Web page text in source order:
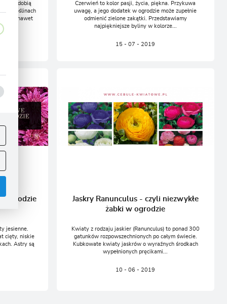
i zdobią
na roślinach
a nawet
Czerwień to kolor pasji, życia, piękna. Przykuwa
uwagę, a jego dodatek w ogrodzie może zupełnie
odmienić zielone zakątki. Przedstawiamy
najpiękniejsze byliny w kolorze...
15 - 07 - 2019
ogrodzie
jesienne.
cięty, niskie
Astry są
Jaskry Ranunculus - czyli niezwykłe
żabki w ogrodzie
Kwiaty z rodzaju jaskier (Ranunculus) to ponad 300
gatunków rozpowszechnionych po całym świecie.
Kubkowate kwiaty jaskrów o wyraźnych środkach
wypełnionych pręcikami...
10 - 06 - 2019